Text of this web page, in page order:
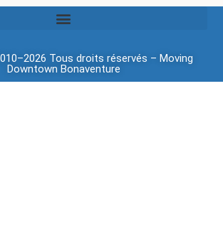
Tous droits réservés – Moving
Downtown Bonaventure